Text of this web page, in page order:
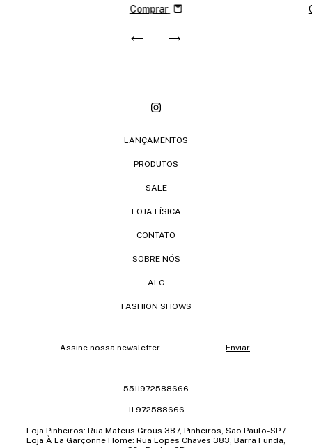
Comprar
LANÇAMENTOS
PRODUTOS
SALE
LOJA FÍSICA
CONTATO
SOBRE NÓS
ALG
FASHION SHOWS
5511972588666
11 972588666
Loja Pínheiros: Rua Mateus Grous 387, Pinheiros, São Paulo-SP /
Loja À La Garçonne Home: Rua Lopes Chaves 383, Barra Funda,